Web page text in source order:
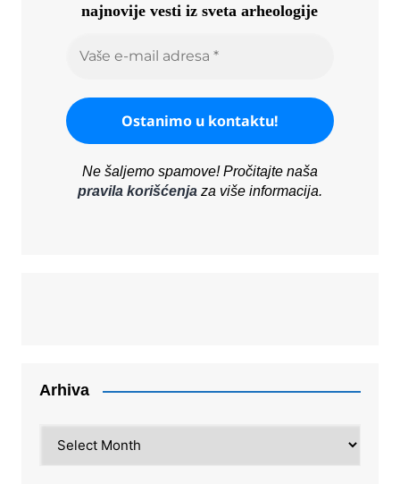
najnovije vesti iz sveta arheologije
Ne šaljemo spamove! Pročitajte naša
pravila korišćenjaza više informacija.
Arhiva